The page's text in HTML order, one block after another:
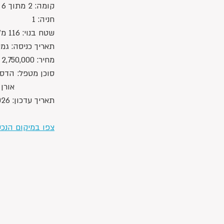
קומה: 2 מתוך 6
חניה: 1
שטח בנוי: 116 מ"ר
תאריך כניסה:
מחיר: 2,750,000 ש"ח
סוכן מטפל:	הדס 054-7415005
תאריך עדכון: 1/6/2026
צפו במיקום